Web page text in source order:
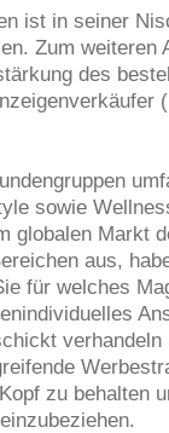
ist in seiner
Zum weiteren
des
sowie
globalen Markt
aus,
für welches
zu behalten